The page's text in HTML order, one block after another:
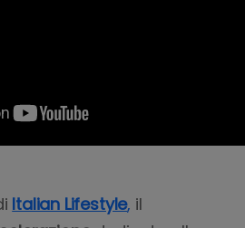
Italian Lifestyle, il